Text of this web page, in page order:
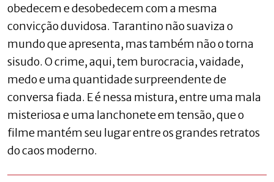
obedecem e desobedecem com a mesma
convicção duvidosa. Tarantino não suaviza o
mundo que apresenta, mas também não o torna
sisudo. O crime, aqui, tem burocracia, vaidade,
medo e uma quantidade surpreendente de
conversa fiada. E é nessa mistura, entre uma mala
misteriosa e uma lanchonete em tensão, que o
filme mantém seu lugar entre os grandes retratos
do caos moderno.